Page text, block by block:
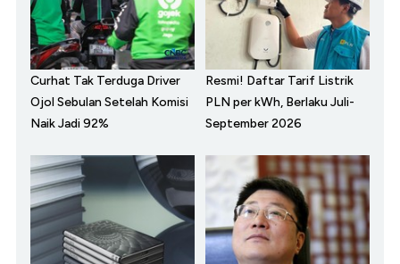
Curhat Tak Terduga Driver
Ojol Sebulan Setelah Komisi
Naik Jadi 92%
Resmi! Daftar Tarif Listrik
PLN per kWh, Berlaku Juli-
September 2026